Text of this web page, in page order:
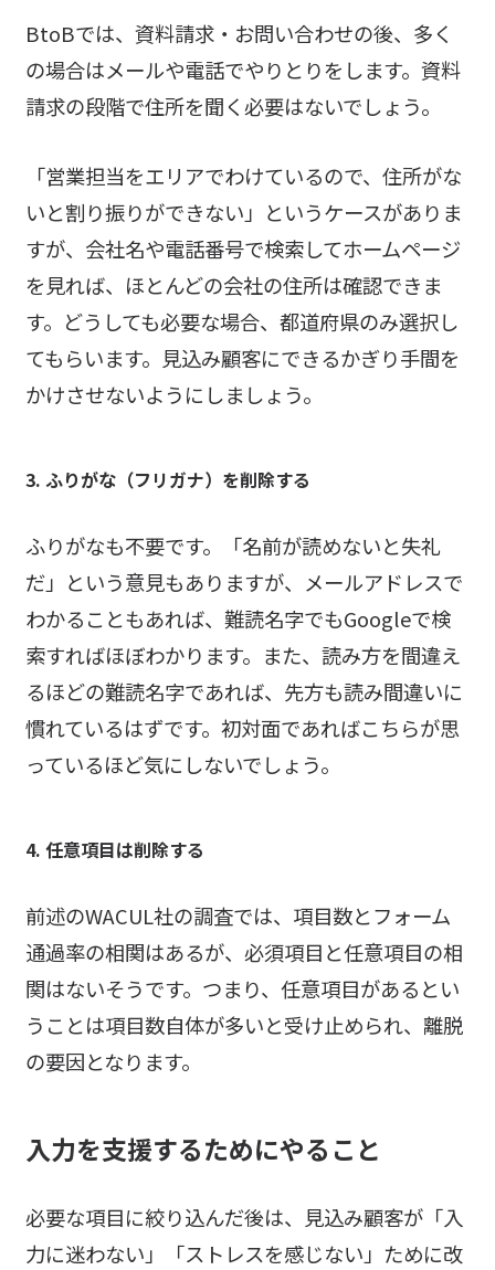
BtoBでは、資料請求・お問い合わせの後、多く
の場合はメールや電話でやりとりをします。資料
請求の段階で住所を聞く必要はないでしょう。
「営業担当をエリアでわけているので、住所がな
いと割り振りができない」というケースがありま
すが、会社名や電話番号で検索してホームページ
を見れば、ほとんどの会社の住所は確認できま
す。どうしても必要な場合、都道府県のみ選択し
てもらいます。見込み顧客にできるかぎり手間を
かけさせないようにしましょう。
3. ふりがな（フリガナ）を削除する
ふりがなも不要です。「名前が読めないと失礼
だ」という意見もありますが、メールアドレスで
わかることもあれば、難読名字でもGoogleで検
索すればほぼわかります。また、読み方を間違え
るほどの難読名字であれば、先方も読み間違いに
慣れているはずです。初対面であればこちらが思
っているほど気にしないでしょう。
4. 任意項目は削除する
前述のWACUL社の調査では、項目数とフォーム
通過率の相関はあるが、必須項目と任意項目の相
関はないそうです。つまり、任意項目があるとい
うことは項目数自体が多いと受け止められ、離脱
の要因となります。
入力を支援するためにやること
必要な項目に絞り込んだ後は、見込み顧客が「入
力に迷わない」「ストレスを感じない」ために改